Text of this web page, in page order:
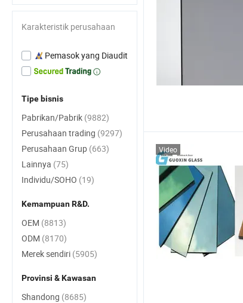
Video
Karakteristik perusahaan
Pemasok yang Diaudit
Tipe bisnis
Pabrikan/Pabrik (9882)
Perusahaan trading (9297)
Perusahaan Grup (663)
Lainnya (75)
Individu/SOHO (19)
Kemampuan R&D.
OEM (8813)
ODM (8170)
Merek sendiri (5905)
Provinsi & Kawasan
Shandong (8685)